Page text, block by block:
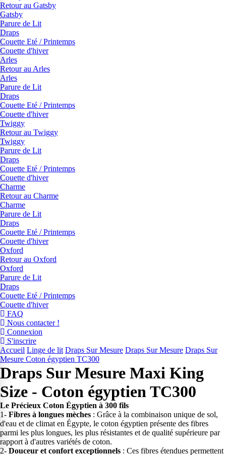
Retour au Gatsby
Gatsby
Parure de Lit
Draps
Couette Eté / Printemps
Couette d'hiver
Arles
Retour au Arles
Arles
Parure de Lit
Draps
Couette Eté / Printemps
Couette d'hiver
Twiggy
Retour au Twiggy
Twiggy
Parure de Lit
Draps
Couette Eté / Printemps
Couette d'hiver
Charme
Retour au Charme
Charme
Parure de Lit
Draps
Couette Eté / Printemps
Couette d'hiver
Oxford
Retour au Oxford
Oxford
Parure de Lit
Draps
Couette Eté / Printemps
Couette d'hiver
FAQ
Nous contacter !
Connexion
S'inscrire
Accueil Linge de lit Draps Sur Mesure Draps Sur Mesure Draps Sur
Mesure Coton égyptien TC300
Draps Sur Mesure Maxi King
Size - Coton égyptien TC300
Le Précieux Coton Égyptien à 300 fils
1- Fibres à longues mèches : Grâce à la combinaison unique de sol,
d'eau et de climat en Égypte, le coton égyptien présente des fibres
parmi les plus longues, les plus résistantes et de qualité supérieure par
rapport à d'autres variétés de coton.
2- Douceur et confort exceptionnels : Ces fibres étendues permettent